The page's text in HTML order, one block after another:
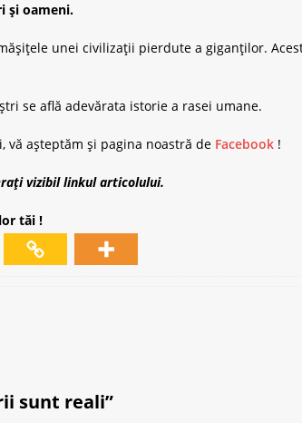
și oameni.
unei civilizații pierdute a giganților.
se află adevărata istorie a rasei umane.
vă așteptăm și pagina noastră de Facebook !
vizibil linkul articolului.
tăi !
sunt reali”